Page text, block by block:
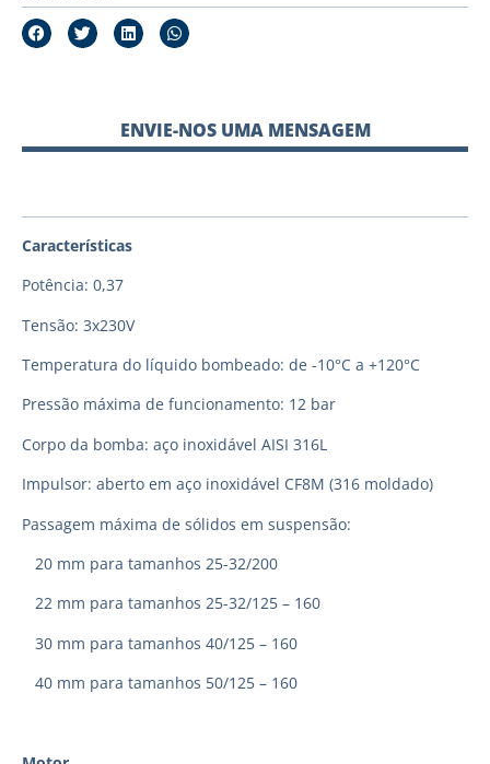
ENVIE-NOS UMA MENSAGEM
Características
Potência: 0,37
Tensão: 3x230V
Temperatura do líquido bombeado: de -10°C a +120°C
Pressão máxima de funcionamento: 12 bar
Corpo da bomba: aço inoxidável AISI 316L
Impulsor: aberto em aço inoxidável CF8M (316 moldado)
Passagem máxima de sólidos em suspensão:
20 mm para tamanhos 25-32/200
22 mm para tamanhos 25-32/125 – 160
30 mm para tamanhos 40/125 – 160
40 mm para tamanhos 50/125 – 160